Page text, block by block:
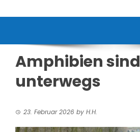
Amphibien sind
unterwegs
23. Februar 2026 by H.H.